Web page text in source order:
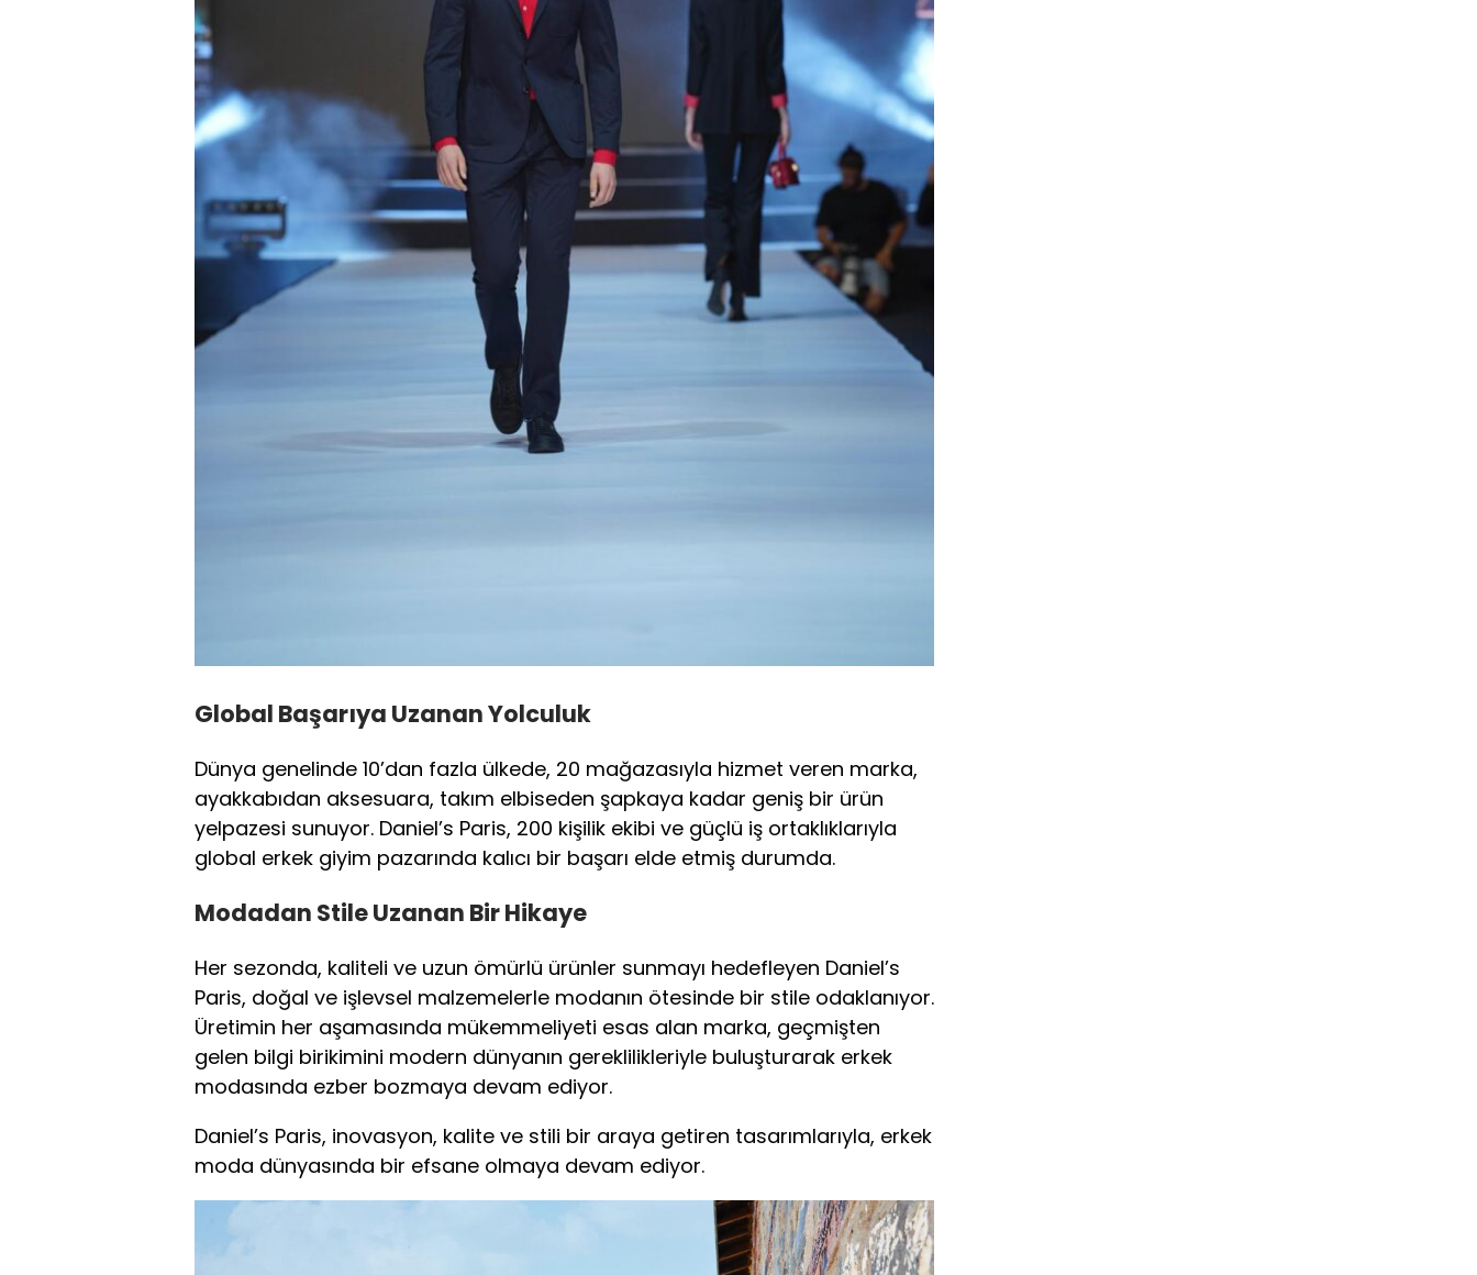
Global Başarıya Uzanan Yolculuk
Dünya genelinde 10’dan fazla ülkede, 20 mağazasıyla hizmet veren marka,
ayakkabıdan aksesuara, takım elbiseden şapkaya kadar geniş bir ürün
yelpazesi sunuyor. Daniel’s Paris, 200 kişilik ekibi ve güçlü iş ortaklıklarıyla
global erkek giyim pazarında kalıcı bir başarı elde etmiş durumda.
Modadan Stile Uzanan Bir Hikaye
Her sezonda, kaliteli ve uzun ömürlü ürünler sunmayı hedefleyen Daniel’s
Paris, doğal ve işlevsel malzemelerle modanın ötesinde bir stile odaklanıyor.
Üretimin her aşamasında mükemmeliyeti esas alan marka, geçmişten
gelen bilgi birikimini modern dünyanın gereklilikleriyle buluşturarak erkek
modasında ezber bozmaya devam ediyor.
Daniel’s Paris, inovasyon, kalite ve stili bir araya getiren tasarımlarıyla, erkek
moda dünyasında bir efsane olmaya devam ediyor.